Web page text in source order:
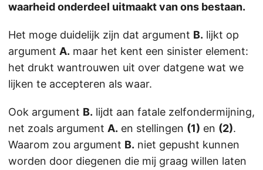
waarheid onderdeel uitmaakt van ons bestaan.
Het moge duidelijk zijn dat argument B. lijkt op
argument A. maar het kent een sinister element:
het drukt wantrouwen uit over datgene wat we
lijken te accepteren als waar.
Ook argument B. lijdt aan fatale zelfondermijning,
net zoals argument A. en stellingen (1) en (2).
Waarom zou argument B. niet gepusht kunnen
worden door diegenen die mij graag willen laten